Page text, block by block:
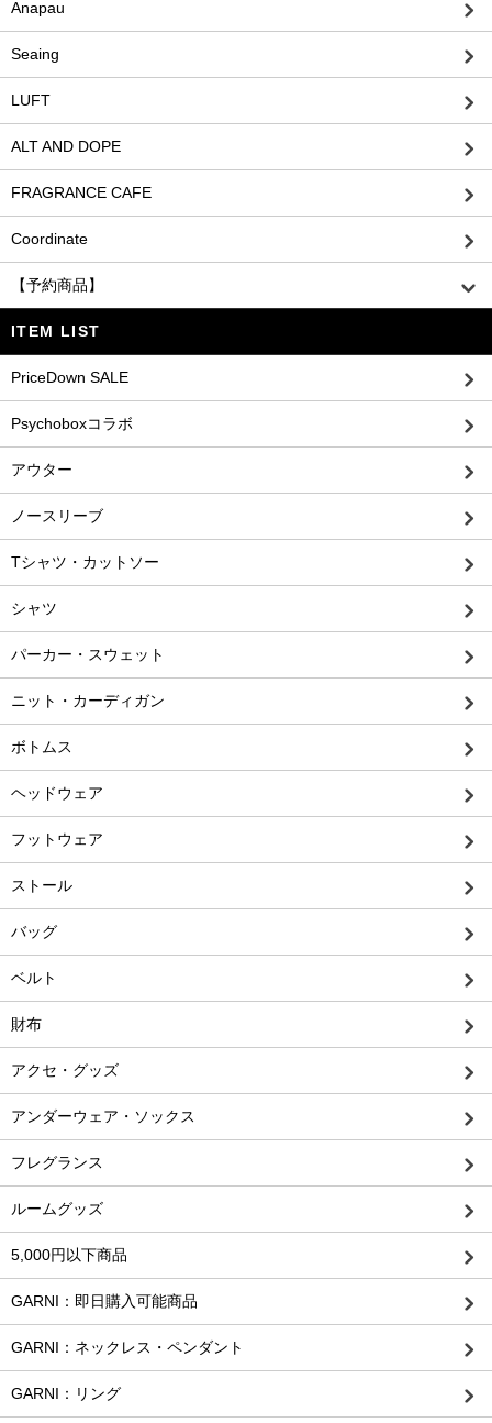
Anapau
Seaing
LUFT
ALT AND DOPE
FRAGRANCE CAFE
Coordinate
【予約商品】
ITEM LIST
PriceDown SALE
Psychoboxコラボ
アウター
ノースリーブ
Tシャツ・カットソー
シャツ
パーカー・スウェット
ニット・カーディガン
ボトムス
ヘッドウェア
フットウェア
ストール
バッグ
ベルト
財布
アクセ・グッズ
アンダーウェア・ソックス
フレグランス
ルームグッズ
5,000円以下商品
GARNI：即日購入可能商品
GARNI：ネックレス・ペンダント
GARNI：リング